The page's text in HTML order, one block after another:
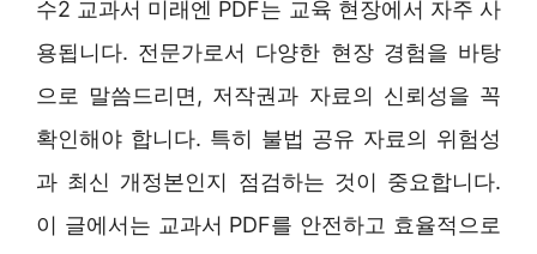
수2 교과서 미래엔 PDF는 교육 현장에서 자주 사
용됩니다. 전문가로서 다양한 현장 경험을 바탕
으로 말씀드리면, 저작권과 자료의 신뢰성을 꼭
확인해야 합니다. 특히 불법 공유 자료의 위험성
과 최신 개정본인지 점검하는 것이 중요합니다.
이 글에서는 교과서 PDF를 안전하고 효율적으로